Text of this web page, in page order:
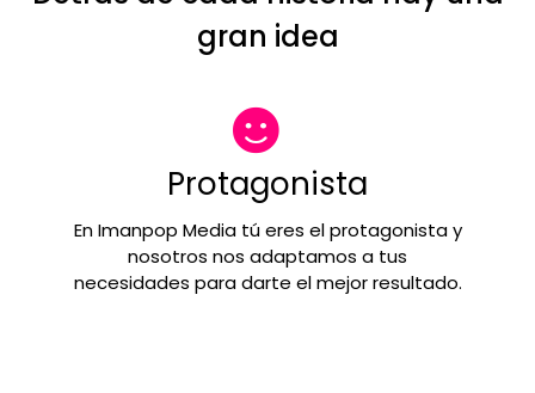
gran idea
Protagonista
En Imanpop Media tú eres el protagonista y
nosotros nos adaptamos a tus
necesidades para darte el mejor resultado.